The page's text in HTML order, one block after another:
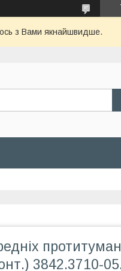
з Вами якнайшвидше.
3842.3710-